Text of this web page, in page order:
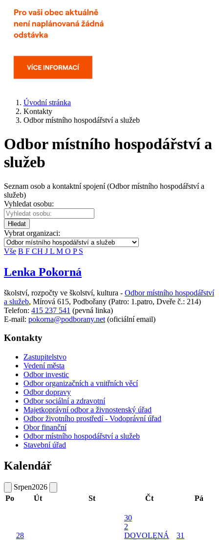
Úvodní stránka
Kontakty
Odbor místního hospodářství a služeb
Odbor místního hospodářství a
služeb
Seznam osob a kontaktní spojení (Odbor místního hospodářství a
služeb)
Vyhledat osobu:
Hledat
Vybrat organizaci:
Vše B F CH J L M O P S
Lenka Pokorná
školství, rozpočty ve školství, kultura - Odbor místního hospodářství
a služeb, Mírová 615, Podbořany (Patro: 1.patro, Dveře č.: 214)
Telefon: 415 237 541 (pevná linka)
E-mail: pokorna@podborany.net (oficiální email)
Kontakty
Zastupitelstvo
Vedení města
Odbor investic
Odbor organizačních a vnitřních věcí
Odbor dopravy
Odbor sociální a zdravotní
Majetkoprávní odbor a živnostenský úřad
Odbor životního prostředí - Vodoprávní úřad
Obor finanční
Odbor místního hospodářství a služeb
Stavební úřad
Kalendář
Srpen2026
Po
Út St Čt Pá
28
30
2
DOVOLENÁ
31